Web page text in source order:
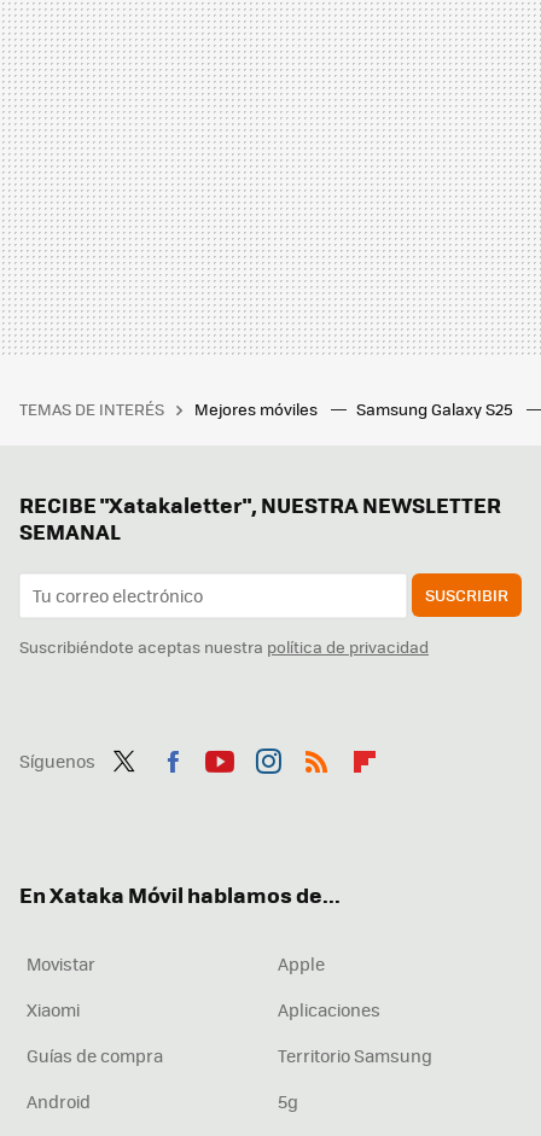
TEMAS DE INTERÉS Mejores móviles Samsung Galaxy S25
RECIBE "Xatakaletter", NUESTRA NEWSLETTER
SEMANAL
SUSCRIBIR
Suscribiéndote aceptas nuestra política de privacidad
Síguenos
En Xataka Móvil hablamos de...
Movistar
Apple
Xiaomi
Aplicaciones
Guías de compra
Territorio Samsung
Android
5g